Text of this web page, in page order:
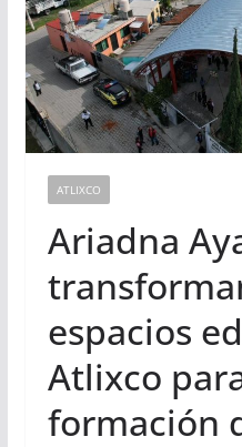
ATLIXCO
Ariadna
espacios
Atlixco
formación